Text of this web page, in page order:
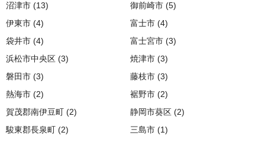
沼津市 (13) 御前崎市 (5)
伊東市 (4) 富士市 (4)
袋井市 (4) 富士宮市 (3)
浜松市中央区 (3) 焼津市 (3)
磐田市 (3) 藤枝市 (3)
熱海市 (2) 裾野市 (2)
賀茂郡南伊豆町 (2) 静岡市葵区 (2)
駿東郡長泉町 (2) 三島市 (1)